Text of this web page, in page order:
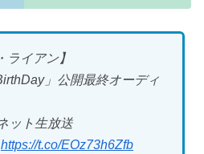
ライアン】
」公開最終オーディ
ット生放送
https://t.co/EOz73h6Zfb